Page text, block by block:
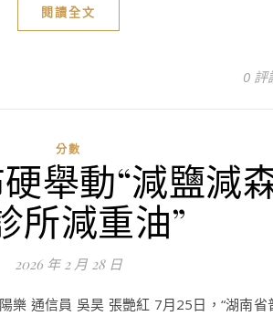
閱讀全文
0 評
分數
舉動“減鹽減
所減重油”
2026 年 2 月 28 日
樂 通信員 吳昊 張艷紅 7月25日，“湖南省